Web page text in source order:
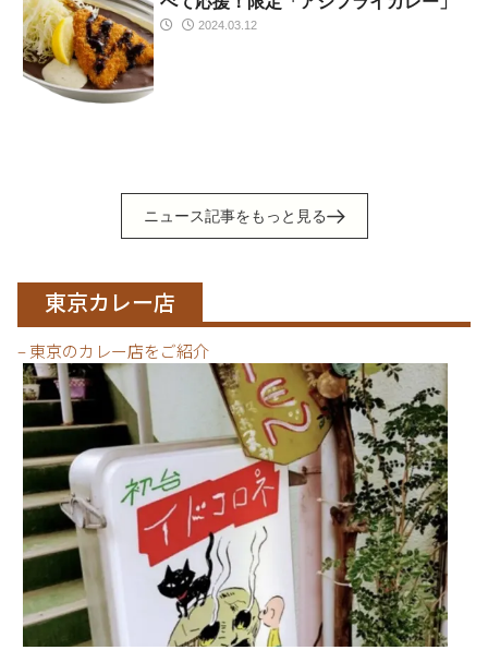
2024.03.12
ニュース記事をもっと見る
東京カレー店
– 東京のカレー店をご紹介